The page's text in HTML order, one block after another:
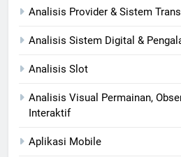
Analisis Provider & Sistem
Analisis Sistem Digital &
Analisis Slot
Analisis Visual Permainan,
Interaktif
Aplikasi Mobile